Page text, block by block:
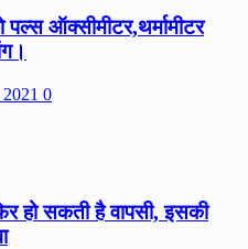
ऑक्सीमीटर,थर्मामीटर
0
हो सकती है वापसी, इसकी